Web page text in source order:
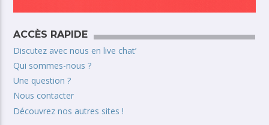
ACCÈS RAPIDE
Discutez avec nous en live chat’
Qui sommes-nous ?
Une question ?
Nous contacter
Découvrez nos autres sites !